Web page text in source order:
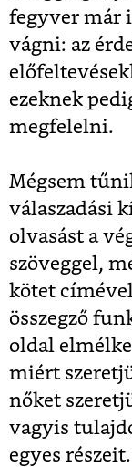
fegyver már
vágni: az
ezeknek
megfelelni.
Mégsem
válaszadási
olvasást a
szöveggel,
kötet
összegző
oldal
miért
nőket
vagyis
egyes